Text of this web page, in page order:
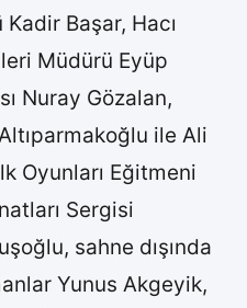
Başar, Hacı
Müdürü Eyüp
Nuray Gözalan,
ile Ali
Oyunları Eğitmeni
Sergisi
sahne dışında
Yunus Akgeyik,